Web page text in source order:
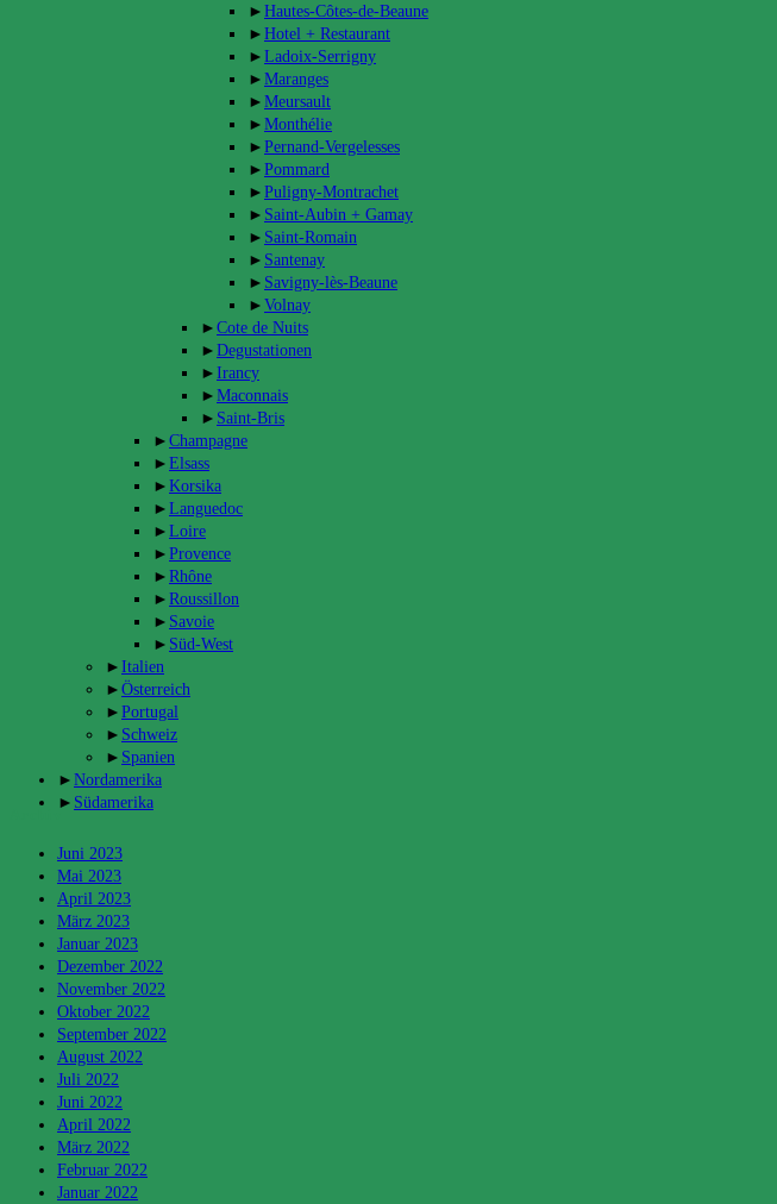
► Hautes-Côtes-de-Beaune
► Hotel + Restaurant
► Ladoix-Serrigny
► Maranges
► Meursault
► Monthélie
► Pernand-Vergelesses
► Pommard
► Puligny-Montrachet
► Saint-Aubin + Gamay
► Saint-Romain
► Santenay
► Savigny-lès-Beaune
► Volnay
► Cote de Nuits
► Degustationen
► Irancy
► Maconnais
► Saint-Bris
► Champagne
► Elsass
► Korsika
► Languedoc
► Loire
► Provence
► Rhône
► Roussillon
► Savoie
► Süd-West
► Italien
► Österreich
► Portugal
► Schweiz
► Spanien
► Nordamerika
► Südamerika
Juni 2023
Mai 2023
April 2023
März 2023
Januar 2023
Dezember 2022
November 2022
Oktober 2022
September 2022
August 2022
Juli 2022
Juni 2022
April 2022
März 2022
Februar 2022
Januar 2022